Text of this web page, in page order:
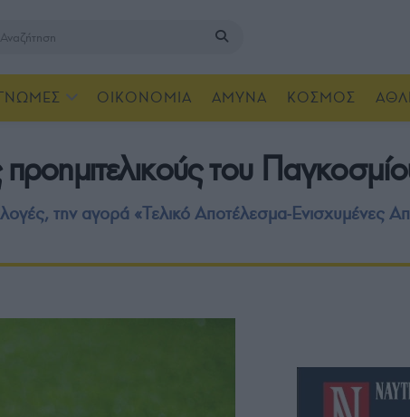
ΟΙΚΟΝΟΜΙΑ ΑΜΥΝΑ ΚΟΣΜΟΣ
του
την αγορά «Τελικό Αποτέλεσμα-Ενισχυμένες